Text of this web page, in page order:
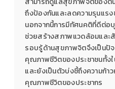
ถึงป้องกันและลดความรุนแร
นอกจากนี้การมีทัศนคติที่ดีต่
ช่วยสร้างสภาพแวดล้อมและ
รอบรู้ด้านสุขภาพจิตจึงเป็น
คุณภาพชีวิตของประชาชนทั้ง
และยังเป็นตัวบ่งชี้ถึงความก้า
คุณภาพชีวิตของประชากร